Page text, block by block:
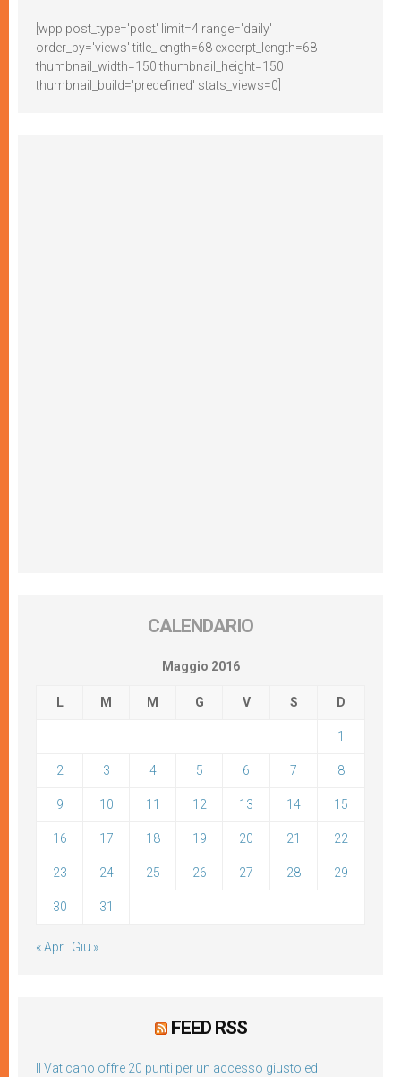
[wpp post_type='post' limit=4 range='daily'
order_by='views' title_length=68 excerpt_length=68
thumbnail_width=150 thumbnail_height=150
thumbnail_build='predefined' stats_views=0]
CALENDARIO
Maggio 2016
L M M G V S D
1
2 3 4 5 6 7 8
9 10 11 12 13 14 15
16 17 18 19 20 21 22
23 24 25 26 27 28 29
30 31
« Apr Giu »
FEED RSS
Il Vaticano offre 20 punti per un accesso giusto ed